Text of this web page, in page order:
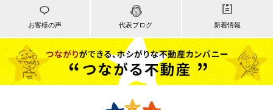
お客様の声 代表ブログ 新着情報